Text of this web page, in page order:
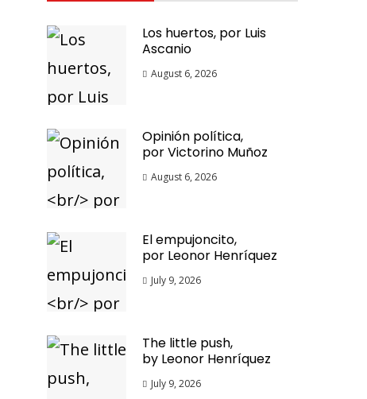
Los huertos, por Luis
Ascanio
August 6, 2026
Opinión política,
por Victorino Muñoz
August 6, 2026
El empujoncito,
por Leonor Henríquez
July 9, 2026
The little push,
by Leonor Henríquez
July 9, 2026